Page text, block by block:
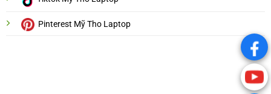
Pinterest Mỹ Tho Laptop
.
.